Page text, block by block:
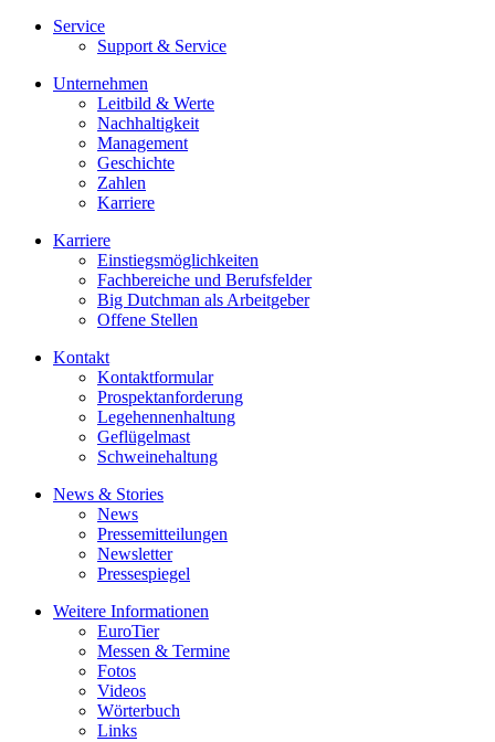
Service
Support & Service
Unternehmen
Leitbild & Werte
Nachhaltigkeit
Management
Geschichte
Zahlen
Karriere
Karriere
Einstiegsmöglichkeiten
Fachbereiche und Berufsfelder
Big Dutchman als Arbeitgeber
Offene Stellen
Kontakt
Kontaktformular
Prospektanforderung
Legehennenhaltung
Geflügelmast
Schweinehaltung
News & Stories
News
Pressemitteilungen
Newsletter
Pressespiegel
Weitere Informationen
EuroTier
Messen & Termine
Fotos
Videos
Wörterbuch
Links